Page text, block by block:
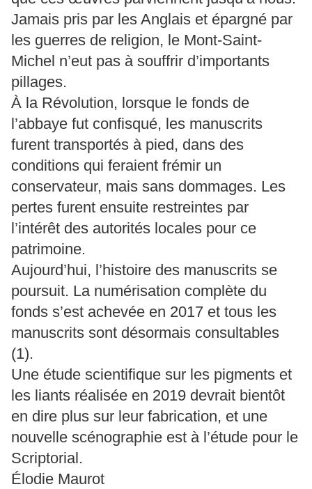
Jamais pris par les Anglais et épargné par
les guerres de religion, le Mont-Saint-
Michel n’eut pas à souffrir d’importants
pillages.
À la Révolution, lorsque le fonds de
l’abbaye fut confisqué, les manuscrits
furent transportés à pied, dans des
conditions qui feraient frémir un
conservateur, mais sans dommages. Les
pertes furent ensuite restreintes par
l’intérêt des autorités locales pour ce
patrimoine.
Aujourd’hui, l’histoire des manuscrits se
poursuit. La numérisation complète du
fonds s’est achevée en 2017 et tous les
manuscrits sont désormais consultables
(1).
Une étude scientifique sur les pigments et
les liants réalisée en 2019 devrait bientôt
en dire plus sur leur fabrication, et une
nouvelle scénographie est à l’étude pour le
Scriptorial.
Élodie Maurot